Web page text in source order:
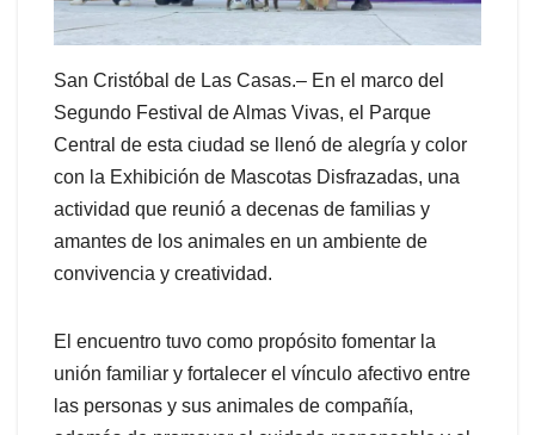
San Cristóbal de Las Casas.– En el marco del
Segundo Festival de Almas Vivas, el Parque
Central de esta ciudad se llenó de alegría y color
con la Exhibición de Mascotas Disfrazadas, una
actividad que reunió a decenas de familias y
amantes de los animales en un ambiente de
convivencia y creatividad.
El encuentro tuvo como propósito fomentar la
unión familiar y fortalecer el vínculo afectivo entre
las personas y sus animales de compañía,